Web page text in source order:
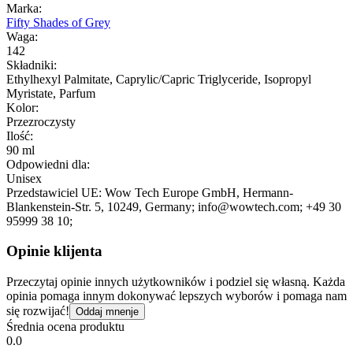
Marka:
Fifty Shades of Grey
Waga:
142
Składniki:
Ethylhexyl Palmitate, Caprylic/Capric Triglyceride, Isopropyl
Myristate, Parfum
Kolor:
Przezroczysty
Ilość:
90 ml
Odpowiedni dla:
Unisex
Przedstawiciel UE: Wow Tech Europe GmbH, Hermann-
Blankenstein-Str. 5, 10249, Germany; info@wowtech.com; +49 30
95999 38 10;
Opinie klijenta
Przeczytaj opinie innych użytkowników i podziel się własną. Każda
opinia pomaga innym dokonywać lepszych wyborów i pomaga nam
się rozwijać! Oddaj mnenje
Średnia ocena produktu
0.0